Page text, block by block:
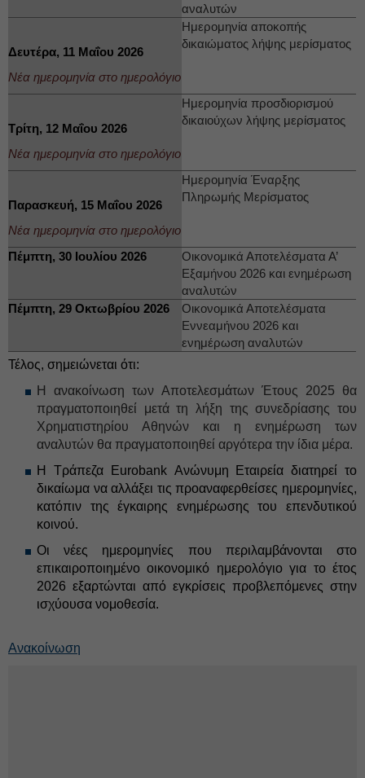
αναλυτών
Δευτέρα, 11 Μαΐου 2026
Νέα ημερομηνία στο ημερολόγιο
Ημερομηνία αποκοπής
δικαιώματος λήψης μερίσματος
Τρίτη, 12 Μαΐου 2026
Νέα ημερομηνία στο ημερολόγιο
Ημερομηνία προσδιορισμού
δικαιούχων λήψης μερίσματος
Παρασκευή, 15 Μαΐου 2026
Νέα ημερομηνία στο ημερολόγιο
Ημερομηνία Έναρξης
Πληρωμής Μερίσματος
Πέμπτη, 30 Ιουλίου 2026
Οικονομικά Αποτελέσματα Α’
Εξαμήνου 2026 και ενημέρωση
αναλυτών
Πέμπτη, 29 Οκτωβρίου 2026
Οικονομικά Αποτελέσματα
Εννεαμήνου 2026 και
ενημέρωση αναλυτών
Τέλος, σημειώνεται ότι:
H ανακοίνωση των Αποτελεσμάτων Έτους 2025 θα
πραγματοποιηθεί μετά τη λήξη της συνεδρίασης του
Χρηματιστηρίου Αθηνών και η ενημέρωση των
αναλυτών θα πραγματοποιηθεί αργότερα την ίδια μέρα.
Η Τράπεζα Eurobank Ανώνυμη Εταιρεία διατηρεί το
δικαίωμα να αλλάξει τις προαναφερθείσες ημερομηνίες,
κατόπιν της έγκαιρης ενημέρωσης του επενδυτικού
κοινού.
Οι νέες ημερομηνίες που περιλαμβάνονται στο
επικαιροποιημένο οικονομικό ημερολόγιο για το έτος
2026 εξαρτώνται από εγκρίσεις προβλεπόμενες στην
ισχύουσα νομοθεσία.
Ανακοίνωση